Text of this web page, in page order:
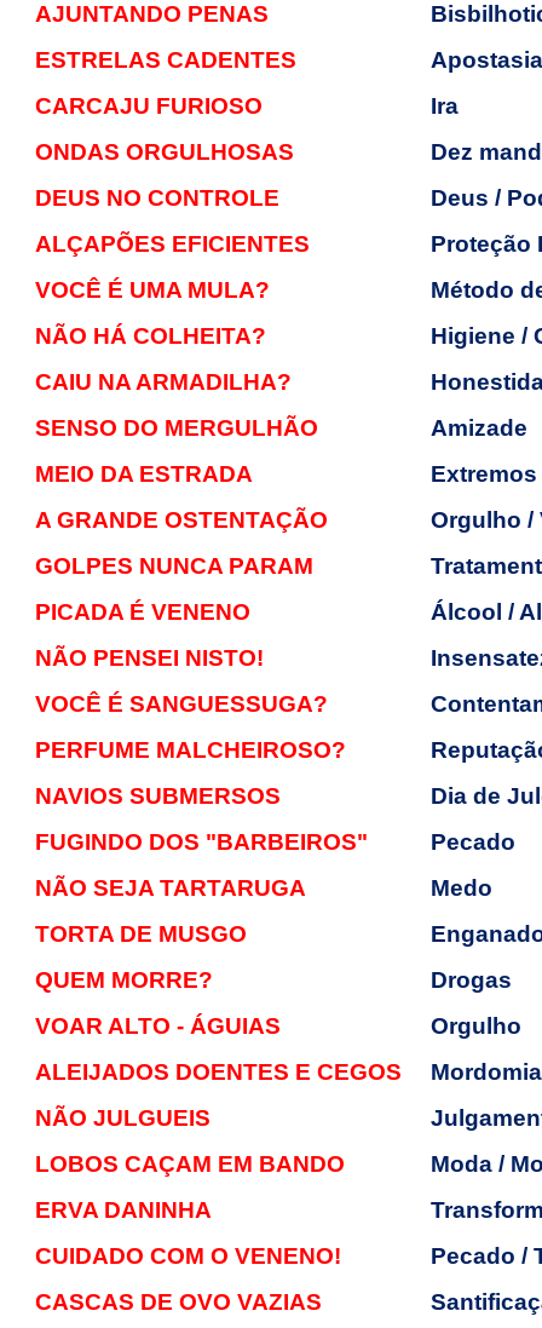
AJUNTANDO PENAS
ESTRELAS CADENTES
CARCAJU FURIOSO
Ira
ONDAS ORGULHOSAS
Dez
DEUS NO CONTROLE
Deus /
ALÇAPÕES EFICIENTES
Proteção
VOCÊ É UMA MULA?
Método
NÃO HÁ COLHEITA?
Higiene /
CAIU NA ARMADILHA?
SENSO DO MERGULHÃO
Amizade
MEIO DA ESTRADA
A GRANDE OSTENTAÇÃO
Orgulho /
GOLPES NUNCA PARAM
PICADA É VENENO
Álcool /
NÃO PENSEI NISTO!
VOCÊ É SANGUESSUGA?
PERFUME MALCHEIROSO?
NAVIOS SUBMERSOS
Dia de
FUGINDO DOS "BARBEIROS"
Pecado
NÃO SEJA TARTARUGA
Medo
TORTA DE MUSGO
QUEM MORRE?
Drogas
VOAR ALTO - ÁGUIAS
Orgulho
ALEIJADOS DOENTES E CEGOS
NÃO JULGUEIS
LOBOS CAÇAM EM BANDO
Moda /
ERVA DANINHA
CUIDADO COM O VENENO!
Pecado /
CASCAS DE OVO VAZIAS